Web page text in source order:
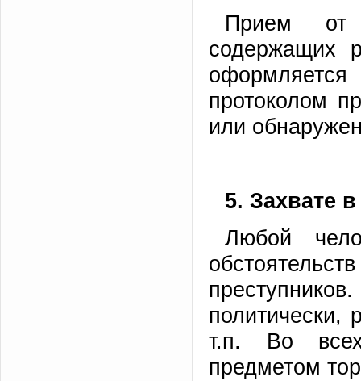
Прием от
содержащих
протоколом
или
5. Захвате
Любой
политически,
т.п. Во
предметом